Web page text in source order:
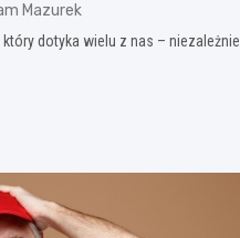
Mazurek
dotyka wielu z nas – niezależnie